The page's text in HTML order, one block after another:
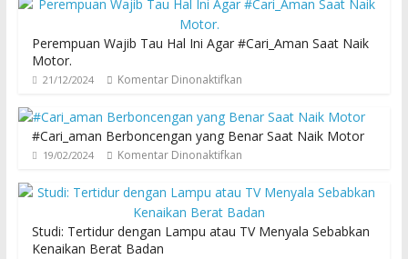
Perempuan Wajib Tau Hal Ini Agar #Cari_Aman Saat Naik
Motor.
21/12/2024 Komentar Dinonaktifkan
#Cari_aman Berboncengan yang Benar Saat Naik Motor
19/02/2024 Komentar Dinonaktifkan
Studi: Tertidur dengan Lampu atau TV Menyala Sebabkan
Kenaikan Berat Badan